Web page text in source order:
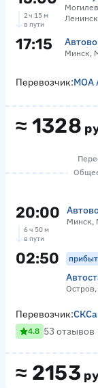
2 ч 15 м
в пути
17:15 Минск,
≈ 1328
Перевозчик:МОА
20:00 Минск,
6 ч 50 м
в пути
02:50
Остров,
≈ 2153
Перевозчик:
4.8 53 отзывов